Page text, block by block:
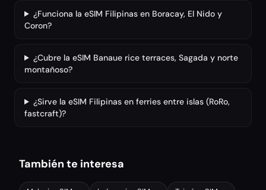
¿Funciona la eSIM Filipinas en Boracay, El Nido y
Coron?
¿Cubre la eSIM Banaue rice terraces, Sagada y norte
montañoso?
¿Sirve la eSIM Filipinas en ferries entre islas (RoRo,
fastcraft)?
También te interesa